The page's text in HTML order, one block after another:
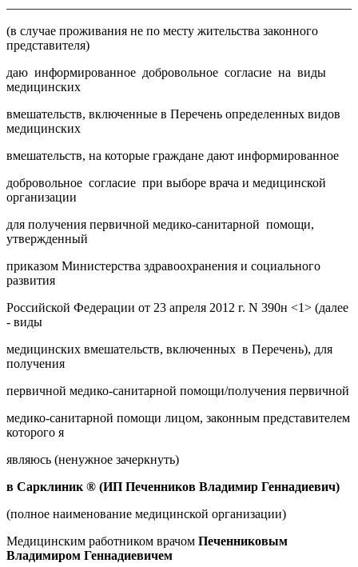
(в случае проживания не по месту жительства законного
представителя)
даю информированное добровольное согласие на виды
медицинских
вмешательств, включенные в Перечень определенных видов
медицинских
вмешательств, на которые граждане дают информированное
добровольное согласие при выборе врача и медицинской
организации
для получения первичной медико-санитарной помощи,
утвержденный
приказом Министерства здравоохранения и социального
развития
Российской Федерации от 23 апреля 2012 г. N 390н <1> (далее
- виды
медицинских вмешательств, включенных в Перечень), для
получения
первичной медико-санитарной помощи/получения первичной
медико-санитарной помощи лицом, законным представителем
которого я
являюсь (ненужное зачеркнуть)
в Сарклиник ® (ИП Печенников Владимир Геннадиевич)
(полное наименование медицинской организации)
Медицинским работником врачом Печенниковым
Владимиром Геннадиевичем